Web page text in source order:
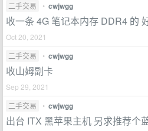
二手交易 • cwjwgg
收一条 4G 笔记本内存 DDR4 的
Oct 20, 2021
二手交易
• cwjwgg
收山姆副卡
Sep 29, 2021
二手交易
• cwjwgg
出台 ITX 黑苹果主机 另求推荐个